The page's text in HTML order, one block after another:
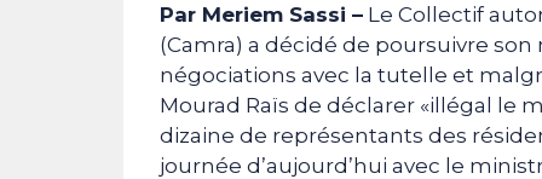
Par Meriem Sassi – Le Collectif
(Camra) a décidé de poursuivre
négociations avec la tutelle et
Mourad Raïs de déclarer «illégal le
dizaine de représentants des
journée d’aujourd’hui avec le